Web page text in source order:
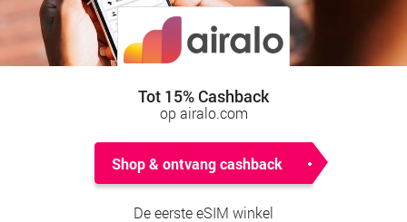
Tot 15% Cashback
op airalo.com
Shop & ontvang cashback
De eerste eSIM winkel